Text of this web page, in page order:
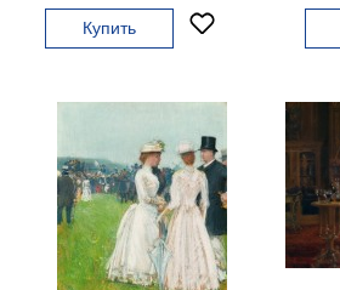
холсте
работы
Купить